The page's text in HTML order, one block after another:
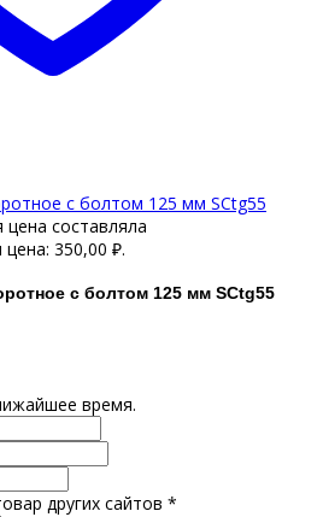
с болтом 125 мм SCtg55
составляла
350,00 ₽.
с болтом 125 мм SCtg55
время.
других сайтов *